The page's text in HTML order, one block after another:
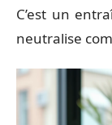
C’est un
neutralise